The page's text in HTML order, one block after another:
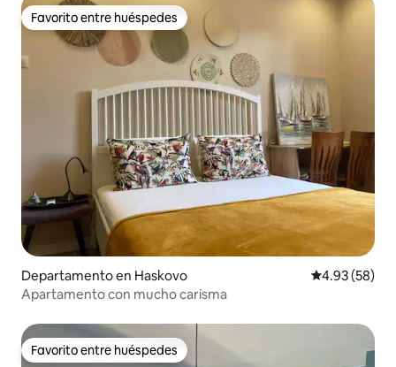
Favorito entre huéspedes
Favorito entre huéspedes
Departamento en Haskovo Calificación
4.93 (58)
Apartamento con mucho carisma
Favorito entre huéspedes
Favorito entre huéspedes